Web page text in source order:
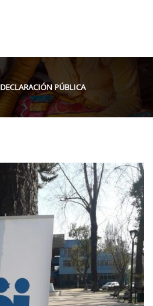
DECLARACIÓN PÚBLICA